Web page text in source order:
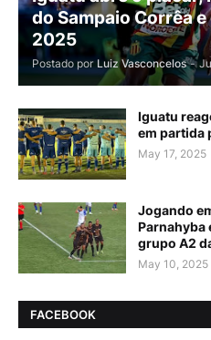
do Sampaio Corrêa
2025
Postado por Luiz Vasconcelos -
Iguatu
em partida
May 17, 2025
Jogando
Parnahyba
grupo A2
May 10, 2025
FACEBOOK